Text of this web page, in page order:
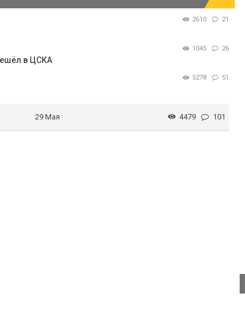
2610 21
1045 26
в ЦСКА
5278 51
29 Мая 4479 101